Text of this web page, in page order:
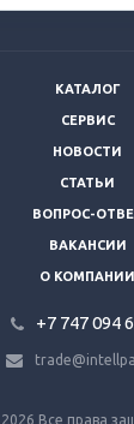
КАТАЛОГ
СЕРВИС
НОВОСТИ
СТАТЬИ
ВОПРОС-
ВАКАНСИИ
О КОМПАНИИ
+7 747 094
Все права